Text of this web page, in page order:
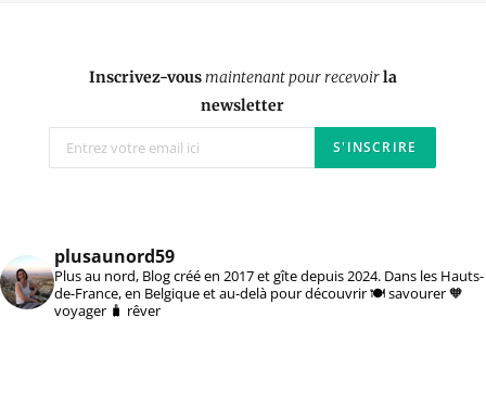
Inscrivez-vousmaintenant pour recevoirla
newsletter
plusaunord59
Plus au nord, Blog créé en 2017 et gîte depuis 2024. Dans les Hauts-
de-France, en Belgique et au-delà pour découvrir 🍽️ savourer 🧡
voyager 🧳 rêver